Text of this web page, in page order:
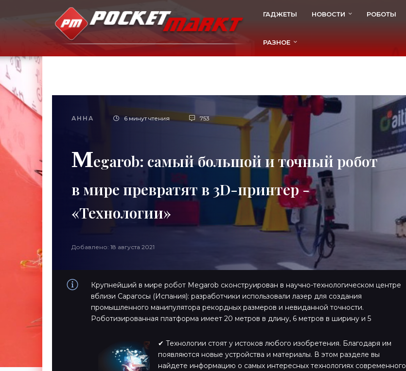
ГАДЖЕТЫ НОВОСТИ РОБОТЫ
РАЗНОЕ
АННА 6 минут чтения 753
Megarob: самый большой и точный робот
в мире превратят в 3D-принтер -
«Технологии»
Добавлено: 18 августа 2021
Крупнейший в мире робот Megarob сконструирован в научно-технологическом центре
вблизи Сарагосы (Испания): разработчики использовали лазер для создания
промышленного манипулятора рекордных размеров и невиданной точности.
Роботизированная платформа имеет 20 метров в длину, 6 метров в ширину и 5
✔ Технологии стоят у истоков любого изобретения. Благодаря им
появляются новые устройства и материалы. В этом разделе вы
найдете информацию о самых интересных технологиях современного